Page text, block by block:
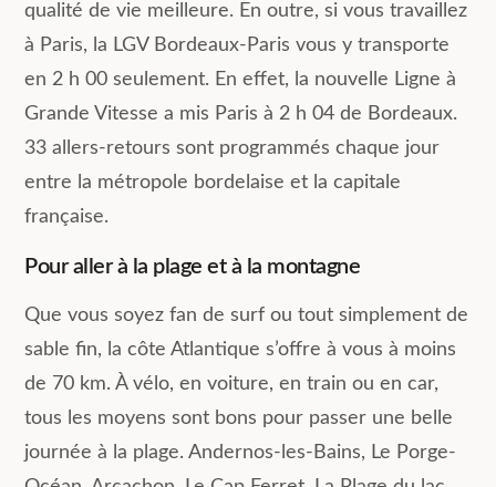
qualité de vie meilleure. En outre, si vous travaillez
à Paris, la LGV Bordeaux-Paris vous y transporte
en 2 h 00 seulement. En effet, la nouvelle Ligne à
Grande Vitesse a mis Paris à 2 h 04 de Bordeaux.
33 allers-retours sont programmés chaque jour
entre la métropole bordelaise et la capitale
française.
Pour aller à la plage et à la montagne
Que vous soyez fan de surf ou tout simplement de
sable fin, la côte Atlantique s’offre à vous à moins
de 70 km. À vélo, en voiture, en train ou en car,
tous les moyens sont bons pour passer une belle
journée à la plage. Andernos-les-Bains, Le Porge-